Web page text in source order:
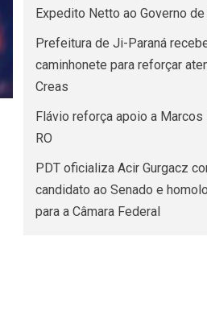
Expedito Netto ao Governo de
Prefeitura de Ji-Paraná
caminhonete para reforçar
Creas
Flávio reforça apoio a Marcos
RO
PDT oficializa Acir Gurgacz
candidato ao Senado e
para a Câmara Federal